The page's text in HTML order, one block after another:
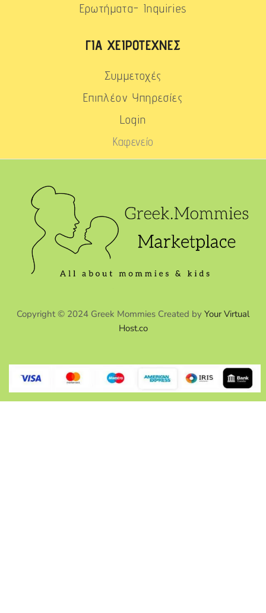
Ερωτήματα- Inquiries
ΓΙΑ ΧΕΙΡΟΤΈΧΝΕΣ
Συμμετοχές
Επιπλέον Υπηρεσίες
Login
Καφενείο
Copyright © 2024 Greek Mommies Created by Your Virtual
Host.co